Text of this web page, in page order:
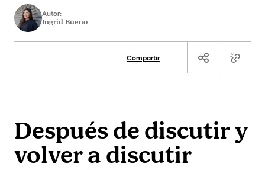
Autor:
Ingrid Bueno
Compartir
Después de discutir y
volver a discutir